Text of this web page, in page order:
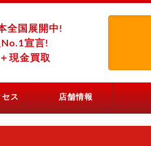
全国展開中!
宣言!
現金買取
セス 店舗情報